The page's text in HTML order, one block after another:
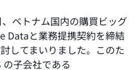
ベトナム国内の購買ビッグ
Dataと業務提携契約を締結
してまいりました。このた
子会社である